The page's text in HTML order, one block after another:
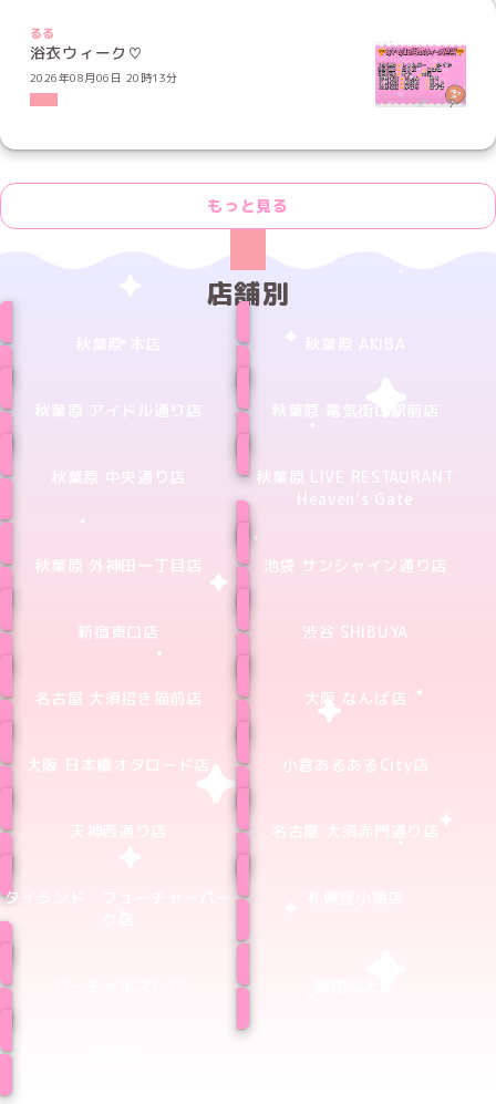
るる
浴衣ウィーク♡
2026年08月06日 20時13分
もっと見る
店舗別
秋葉原 アイドル通り店 秋葉原 電気街口駅前店
秋葉原 中央通り店
秋葉原 LIVE RESTAURANT
Heaven’s Gate
秋葉原 外神田一丁目店 池袋 サンシャイン通り店
新宿東口店 渋谷 SHIBUYA
名古屋 大須招き猫前店 大阪 なんば店
大阪 日本橋オタロード店 小倉あるあるCity店
タイランド・フューチャーパー